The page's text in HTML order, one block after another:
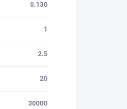
0.130
1
2.5
20
30000